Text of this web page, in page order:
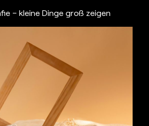
– kleine Dinge groß zeigen